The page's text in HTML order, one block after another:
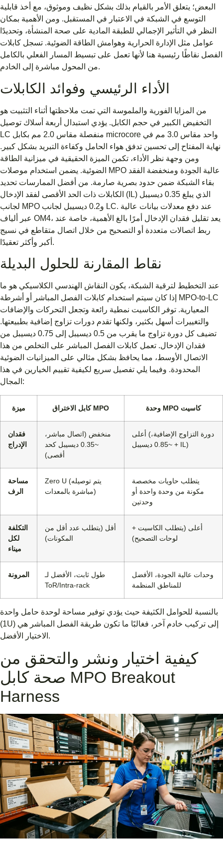
البعض؛ يتعلق الأمر بالقيام بذلك بشكل نظيف وموثوق، مع أخذ قابلية
التوسع في الشبكة في الاعتبار في المستقبل. ومن الأهمية بمكان
النظر في التأثير الإجمالي للطبقة المادية على صحة المنشأة، وتحديدًا
عوامل مثل الإدارة الحرارية وهوامش الطاقة الضوئية. تسجل كابلات
الفصل نقاطًا رئيسية هنا لأنها تعمل على تبسيط المسار الفعلي بالكامل
من المحول مباشرة إلى الخادم.
الأداء الرئيسي وفوائد الكابلات
من المزايا الفورية والملموسة التي تمت ملاحظتها أثناء التثبيت هو
التخفيض الكبير في حجم الكابل. يؤدي استبدال أربعة أسلاك توصيل
LC منفصلة مقاس 2.0 مم بكابل microcore واحد مقاس 3.0 مم في
نهاية المفتاح إلى تحسين تدفق هواء الحامل وكفاءة التبريد بشكل كبير.
ومن وجهة نظر الأداء، تكمن الميزة الحقيقية في ميزانية الطاقة
الضوئية. يضمن استخدام موصلات MPO عالية الجودة ومنخفضة الفقد
بقاء الشبكة ضمن حدود بصرية صارمة. من أفضل الممارسات تحديد
الكابلات ذات الحد الأقصى لفقد الإدخال (IL) الذي يبلغ 0.35 ديسيبل
لجانب MPO و0.2 ديسيبل لجانب LC. عند دفع معدلات بيانات عالية
عبر ألياف OM4، يعد تقليل فقدان الإدخال أمرًا بالغ الأهمية، خاصة عند
ربط اتصالات متعددة أو التصحيح من خلال اتصال متقاطع في نسيج
أكبر وأكثر تعقيدًا.
نقاط المقارنة للحلول البديلة
عند التخطيط لترقية الشبكة، يكون النقاش الهندسي الكلاسيكي هو ما
إذا كان سيتم استخدام كابلات الفصل المباشر أو أشرطة MPO-to-LC
المعيارية. توفر الكاسيت نمطية رائعة وتجعل التحركات والإضافات
والتغييرات أسهل بكثير، ولكنها تقدم دورات تزاوج إضافية بطبيعتها.
تضيف كل دورة تزاوج ما يقرب من 0.5 ديسيبل إلى 0.75 ديسيبل من
فقدان الإدخال. تعمل كابلات الفصل المباشر على التخلص من هذا
الاتصال الأوسط، مما يحافظ بشكل مثالي على الميزانيات الضوئية
المحدودة. وفيما يلي تفصيل سريع لكيفية تقييم الخيارين في هذا
المجال:
ميزة كابل الاختراق MPO وحدة MPO كاسيت
فقدان
الإدراج
منخفض (اتصال مباشر،
~0.35 ديسيبل كحد
أقصى)
أعلى (دورة التزاوج الإضافية،
~0.85 ديسيبل + IL)
مساحة
الرف
Zero U (يتم توصيله
مباشرة بالمعدات)
يتطلب حاويات مخصصة
مكونة من وحدة واحدة أو
وحدتين
التكلفة
لكل
ميناء
أقل (يتطلب عدد أقل من
المكونات)
أعلى (يتطلب الكاسيت +
لوحات التصحيح)
المرونة
طول ثابت، الأفضل لـ
ToR/Intra-rack
وحدات عالية الجودة، الأفضل
للمناطق المنظمة
بالنسبة للحوامل الكثيفة حيث يؤدي توفير مساحة لوحدة حامل واحدة
(1U) إلى تركيب خادم آخر، فغالبًا ما تكون طريقة الفصل المباشر هي
الاختيار الأفضل.
كيفية اختيار ونشر والتحقق من
صحة كابل MPO Breakout
Harness